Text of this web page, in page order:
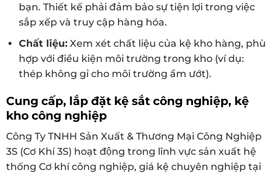
bạn. Thiết kế phải đảm bảo sự tiện lợi trong việc
sắp xếp và truy cập hàng hóa.
Chất liệu:Xem xét chất liệu của kệ kho hàng, phù
hợp với điều kiện môi trường trong kho (ví dụ:
thép không gỉ cho môi trường ẩm ướt).
Cung cấp, lắp đặt kệ sắt công nghiệp, kệ
kho công nghiệp
Công Ty TNHH Sản Xuất & Thương Mại Công Nghiệp
3S (Cơ Khí 3S) hoạt động trong lĩnh vực sản xuất hệ
thống Cơ khí công nghiệp, giá kệ chuyên nghiệp tại